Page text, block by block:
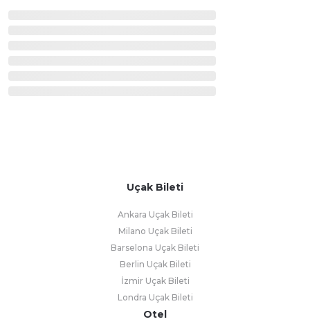
Uçak Bileti
Ankara Uçak Bileti
Milano Uçak Bileti
Barselona Uçak Bileti
Berlin Uçak Bileti
İzmir Uçak Bileti
Londra Uçak Bileti
Otel